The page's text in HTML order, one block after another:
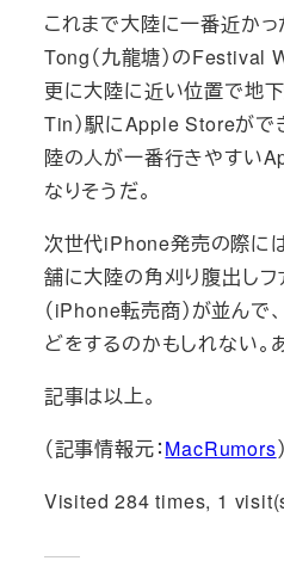
これまで大陸に一番近か
Tong（九龍塘）のFestival
更に大陸に近い位置で地
Tin）駅にApple Storeがで
陸の人が一番行きやすい
なりそうだ。
次世代iPhone発売の際に
舗に大陸の角刈り腹出しフ
（iPhone転売商）が並んで
どをするのかもしれない。
記事は以上。
（記事情報元：MacRumors）
Visited 284 times, 1